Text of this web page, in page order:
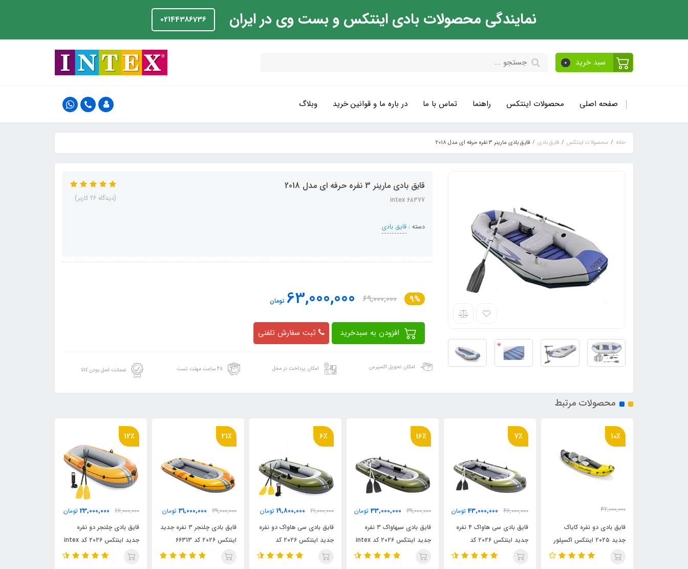
نمایندگی محصولات بادی اینتکس و بست وی در ایران 02144386736
سبد خرید 0
صفحه اصلی محصولات اینتکس راهنما تماس با ما در باره ما و قوانین خرید وبلاگ
خانه محصولات اینتکس قایق بادی قایق بادی مارینر 3 نفره حرفه ای مدل 2018
قایق بادی مارینر 3 نفره حرفه ای مدل 2018
intex 68377
دسته : قایق بادی
(دیدگاه 26 کاربر)
9%
69,000,000
63,000,000تومان
ثبت سفارش تلفنی
امکان تحویل اکسپرس امکان پرداخت در محل 48 ساعت مهلت تست ضمانت اصل بودن کالا
محصولات مرتبط
7٪
46,000,000
جدید اینتکس ۲۰۲۶ کد
66334 intex
16٪
39,000,000
33,000,000 تومان
قایق بادی سیهاواک ۳ نفره
66333
6٪
21,000,000
19,800,000 تومان
قایق بادی سی هاواک دو نفره
جدید اینتکس ۲۰۲۶ کد
66332 intex
21٪
39,000,000
31,000,000 تومان
قایق بادی چلنجر ۳ نفره جدید
اینتکس ۲۰۲۶ کد 66313
intex
12٪
26,000,000
23,000,000 تومان
قایق بادی چلنجر دو نفره
66312
8٪
57,000,000
53,000,000 تومان
جدید اینتکس ۲۰۲۶ کد intex
66324